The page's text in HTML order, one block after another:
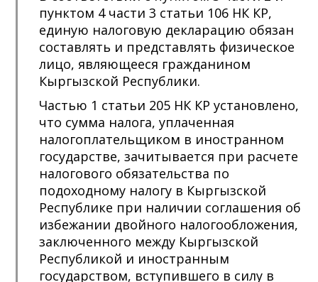
пунктом 4 части 3 статьи 106 НК КР,
единую налоговую декларацию обязан
составлять и представлять физическое
лицо, являющееся гражданином
Кыргызской Республики.
Частью 1 статьи 205 НК КР установлено,
что сумма налога, уплаченная
налогоплательщиком в иностранном
государстве, зачитывается при расчете
налогового обязательства по
подоходному налогу в Кыргызской
Республике при наличии соглашения об
избежании двойного налогообложения,
заключенного между Кыргызской
Республикой и иностранным
государством, вступившего в силу в